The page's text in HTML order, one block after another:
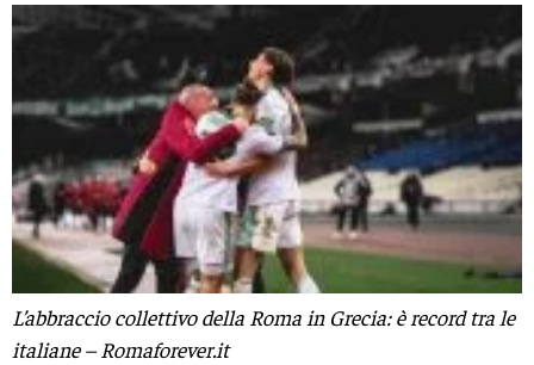
L’abbraccio collettivo della Roma in Grecia: è record tra le
italiane – Romaforever.it